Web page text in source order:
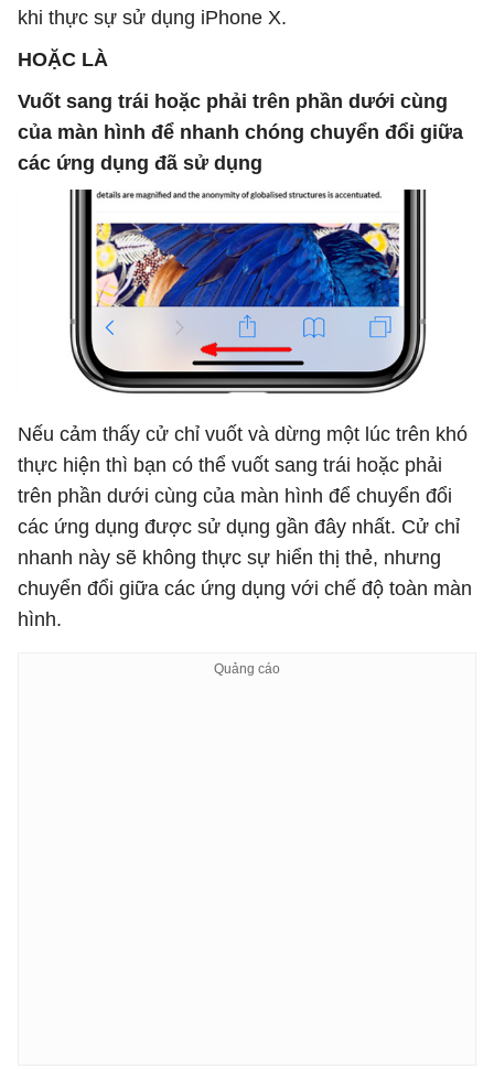
khi thực sự sử dụng iPhone X.
HOẶC LÀ
Vuốt sang trái hoặc phải trên phần dưới cùng
của màn hình để nhanh chóng chuyển đổi giữa
các ứng dụng đã sử dụng
Nếu cảm thấy cử chỉ vuốt và dừng một lúc trên khó
thực hiện thì bạn có thể vuốt sang trái hoặc phải
trên phần dưới cùng của màn hình để chuyển đổi
các ứng dụng được sử dụng gần đây nhất. Cử chỉ
nhanh này sẽ không thực sự hiển thị thẻ, nhưng
chuyển đổi giữa các ứng dụng với chế độ toàn màn
hình.